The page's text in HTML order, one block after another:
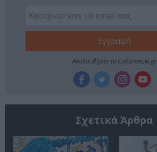
Ακολουθήστε το Culturenow.gr
Σχετικά Άρθρα